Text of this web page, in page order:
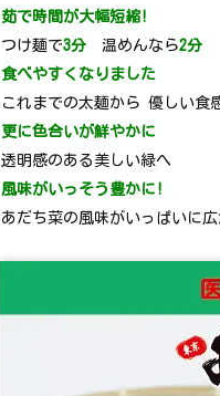
茹で時間が大幅短縮!
つけ麺で3分 温めんなら2分
食べやすくなりました
これまでの太麺から 優しい食
更に色合いが鮮やかに
透明感のある美しい緑へ
風味がいっそう豊かに!
あだち菜の風味がいっぱいに広